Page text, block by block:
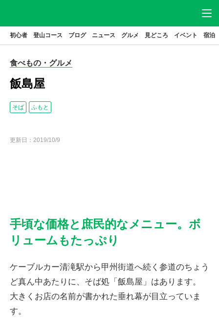
ニュース アクセス 駐車場
登山コース
高尾山とは
特集
インタビュー
初心者 登山コース ブログ ニュース グルメ 見どころ イベント 宿泊
食べもの・グルメ
飯島屋
そば ふもと
更新日： 2019/10/9
手頃な価格と庶民的なメニュー。ボ
リュームもたっぷり
ケーブルカー清滝駅から甲州街道へ続く参道のちょう
ど真ん中あたりに、そば処「飯島屋」はあります。
大きくお店の名前が書かれた垂れ幕が目立っていま
す。